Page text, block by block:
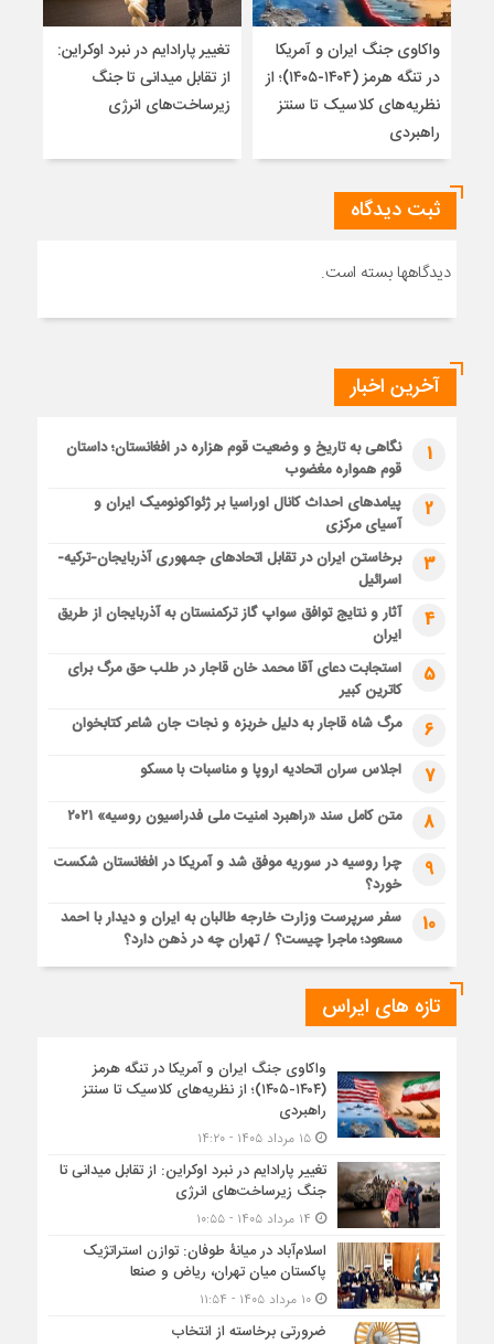
واکاوی جنگ ایران و آمریکا
در تنگه هرمز (۱۴۰۴-۱۴۰۵)؛ از
نظریه‌های کلاسیک تا سنتز
راهبردی
تغییر پارادایم در نبرد اوکراین:
از تقابل میدانی تا جنگ
زیرساخت‌های انرژی
ثبت دیدگاه
دیدگاهها بسته است.
آخرین اخبار
1
نگاهی به تاریخ و وضعیت قوم هزاره در افغانستان؛ داستان
قوم همواره مغضوب
2
پیامدهای احداث کانال اوراسیا بر ژئواکونومیک ایران و
آسیای مرکزی
3
برخاستن ایران در تقابل اتحادهای جمهوری آذربایجان-ترکیه-
اسرائیل
4
آثار و نتایج توافق سواپ گاز ترکمنستان به آذربایجان از طریق
ایران
5
استجابت دعای آقا محمد خان قاجار در طلب حق مرگ برای
کاترین کبیر
6 مرگ شاه قاجار به دلیل خربزه و نجات جان شاعر کتابخوان
7 اجلاس سران اتحادیه اروپا و مناسبات با مسکو
8 متن کامل سند «راهبرد امنیت ملی فدراسیون روسیه» ۲۰۲۱
9
چرا روسیه در سوریه موفق شد و آمریکا در افغانستان شکست
خورد؟
10
سفر سرپرست وزارت خارجه طالبان به ایران و دیدار با احمد
مسعود؛ ماجرا چیست؟ / تهران چه در ذهن دارد؟
تازه های ایراس
واکاوی جنگ ایران و آمریکا در تنگه هرمز
(۱۴۰۴-۱۴۰۵)؛ از نظریه‌های کلاسیک تا سنتز
راهبردی
۱۵ مرداد ۱۴۰۵ - ۱۴:۲۰
تغییر پارادایم در نبرد اوکراین: از تقابل میدانی تا
جنگ زیرساخت‌های انرژی
اسلام‌آباد در میانۀ طوفان: توازن استراتژیک
پاکستان میان تهران، ریاض و صنعا
۱۰ مرداد ۱۴۰۵ - ۱۱:۵۴
ضرورتی برخاسته از انتخاب